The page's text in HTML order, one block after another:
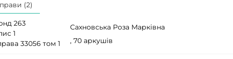
(2)
263
1
33056 том 1
Сахновська Роза Марківна
, 70 аркушів